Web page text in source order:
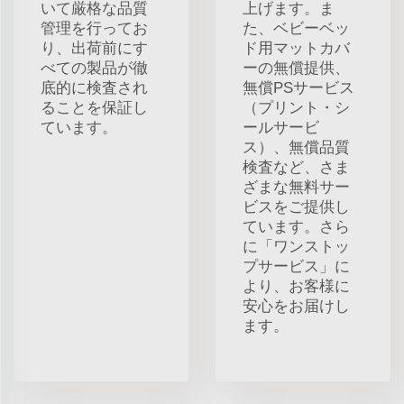
いて厳格な品質
管理を行ってお
り、出荷前にす
べての製品が徹
底的に検査され
ることを保証し
ています。
上げます。ま
た、ベビーベッ
ド用マットカバ
ーの無償提供、
無償PSサービス
（プリント・シ
ールサービ
ス）、無償品質
検査など、さま
ざまな無料サー
ビスをご提供し
ています。さら
に「ワンストッ
プサービス」に
より、お客様に
安心をお届けし
ます。